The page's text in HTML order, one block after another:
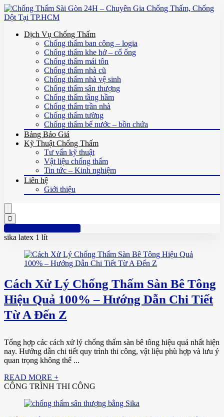
Dịch Vụ Chống Thấm
Chống thấm ban công – logia
Chống thấm khe hở – cổ ống
Chống thấm mái tôn
Chống thấm nhà cũ
Chống thấm nhà vệ sinh
Chống thấm sân thượng
Chống thấm tầng hầm
Chống thấm trần nhà
Chống thấm tường
Chống thấm bể nước – bồn chứa
Bảng Báo Giá
Kỹ Thuật Chống Thấm
Tư vấn kỹ thuật
Vật liệu chống thấm
Tin tức – Kinh nghiệm
Liên hệ
Giới thiệu
Hotline: 0961 894 472
sika latex 1 lít
Cách Xử Lý Chống Thấm Sàn Bê Tông
Hiệu Quả 100% – Hướng Dẫn Chi Tiết
Từ A Đến Z
Tổng hợp các cách xử lý chống thấm sàn bê tông hiệu quả nhất hiện
nay. Hướng dẫn chi tiết quy trình thi công, vật liệu phù hợp và lưu ý
quan trọng không thể ...
READ MORE +
CÔNG TRÌNH THI CÔNG